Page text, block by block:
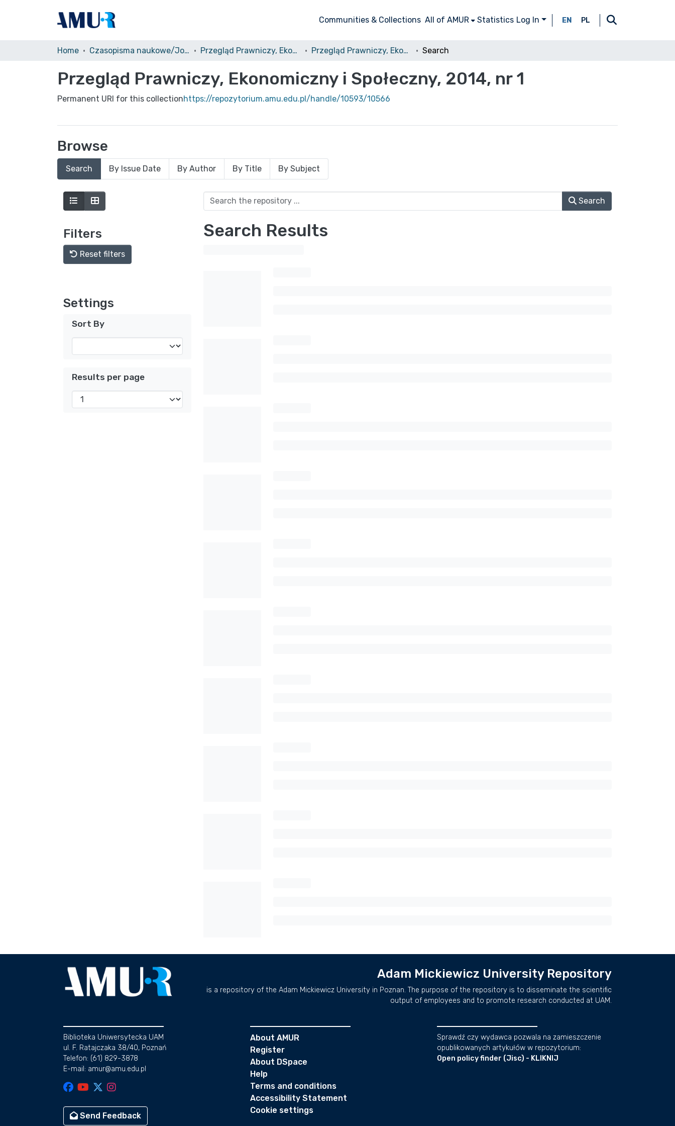
Communities & Collections All of AMUR Statistics Log In EN PL
Home Czasopisma naukowe/Journals Przegląd Prawniczy, Ekonomiczny i Społeczny Przegląd Prawniczy, Ekonomiczny i Społeczny, 2014, nr 1 Search
Przegląd Prawniczy, Ekonomiczny i Społeczny, 2014, nr 1
Permanent URI for this collectionhttps://repozytorium.amu.edu.pl/handle/10593/10566
Browse
Search By Issue Date By Author By Title By Subject
Filters
Reset filters
Settings
Sort By
Results per page
Search
Search Results
Adam Mickiewicz University Repository
is a repository of the Adam Mickiewicz University in Poznan. The purpose of the repository is to disseminate the scientific
output of employees and to promote research conducted at UAM.
Biblioteka Uniwersytecka UAM
ul. F. Ratajczaka 38/40, Poznań
Telefon: (61) 829-3878
E-mail: amur@amu.edu.pl
Send Feedback
About AMUR
Register
About DSpace
Help
Terms and conditions
Accessibility Statement
Cookie settings
Sprawdź czy wydawca pozwala na zamieszczenie
opublikowanych artykułów w repozytorium:
Open policy finder (Jisc) - KLIKNIJ